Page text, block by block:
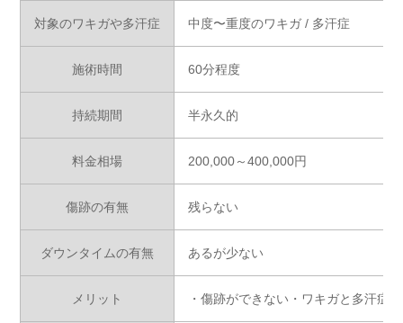
対象のワキガや多汗症 中度〜重度のワキガ / 多汗症
施術時間 60分程度
持続期間 半永久的
料金相場 200,000～400,000円
傷跡の有無 残らない
ダウンタイムの有無 あるが少ない
メリット ・傷跡ができない・ワキガと多汗症